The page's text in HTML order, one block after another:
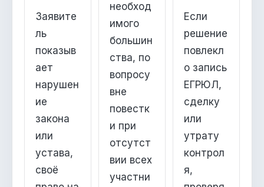
Заявите
ль
показыв
ает
нарушен
ие
закона
или
устава,
своё
необход
имого
большин
ства, по
вопросу
вне
повестк
и при
отсутст
вии всех
участни
Если
решение
повлекл
о запись
ЕГРЮЛ,
сделку
или
утрату
контрол
я,